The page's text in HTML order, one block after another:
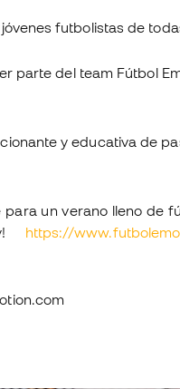
futbolistas de
parte del team Fútbol
y educativa de
para un verano lleno de
https://